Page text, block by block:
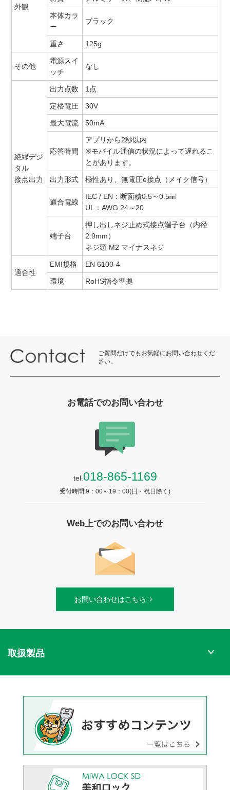
外観
本体カラ
ー
ブラック
重さ 125g
その他
電源スイ
ッチ
なし
絶縁デジ
タル
接点出力
出力点数 1点
定格電圧 30V
最大電流 50mA
応答時間
アプリから2秒以内
※モバイル通信の状況によって遅れるこ
とがあります。
出力形式 極性あり、無電圧e接点（メイク信号）
適合電線
IEC / EN：断面積0.5～0.5㎟
UL：AWG 24～20
端子台
押し出しネジ止め式接点端子台（内径
2.9mm）
ネジ頭 M2 マイナスネジ
適合性
EMI規格 EN 6100-4
環境 RoHS指令準拠
ご質問だけでもお気軽にお問い合わせくだ
さい。
お電話でのお問い合わせ
tel. 018-865-1169
受付時間 9：00～19：00(日・祝日除く)
Web上でのお問い合わせ
お問い合わせはこちら
取扱製品